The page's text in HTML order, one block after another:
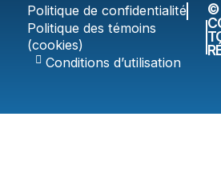
Politique de confidentialité
Politique des témoins
(cookies)
Conditions d’utilisation
©